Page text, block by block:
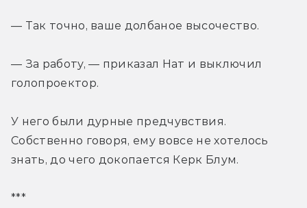
— Так точно, ваше долбаное высочество.
— За работу, — приказал Нат и выключил
голопроектор.
У него были дурные предчувствия.
Собственно говоря, ему вовсе не хотелось
знать, до чего докопается Керк Блум.
***